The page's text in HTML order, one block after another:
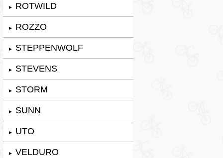
► ROTWILD
► ROZZO
► STEPPENWOLF
► STEVENS
► STORM
► SUNN
► UTO
► VELDURO